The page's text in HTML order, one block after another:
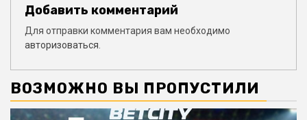
Добавить комментарий
Для отправки комментария вам необходимо
авторизоваться
ВОЗМОЖНО ВЫ ПРОПУСТИЛИ